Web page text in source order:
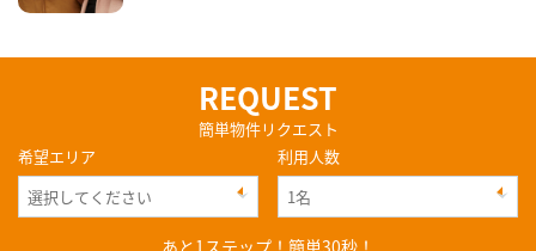
REQUEST
簡単物件リクエスト
希望エリア
利用人数
あと1ステップ！簡単30秒！